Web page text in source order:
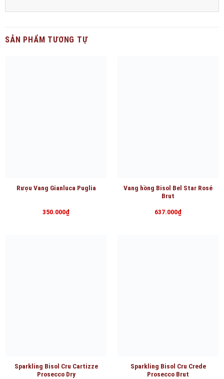
SẢN PHẨM TƯƠNG TỰ
Rượu Vang Gianluca Puglia
350.000₫
Vang hồng Bisol Bel Star Rosé
Brut
637.000₫
Sparkling Bisol Cru Cartizze
Prosecco Dry
Sparkling Bisol Cru Crede
Prosecco Brut